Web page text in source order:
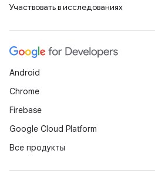
Участвовать в исследованиях
Android
Chrome
Firebase
Google Cloud Platform
Все продукты